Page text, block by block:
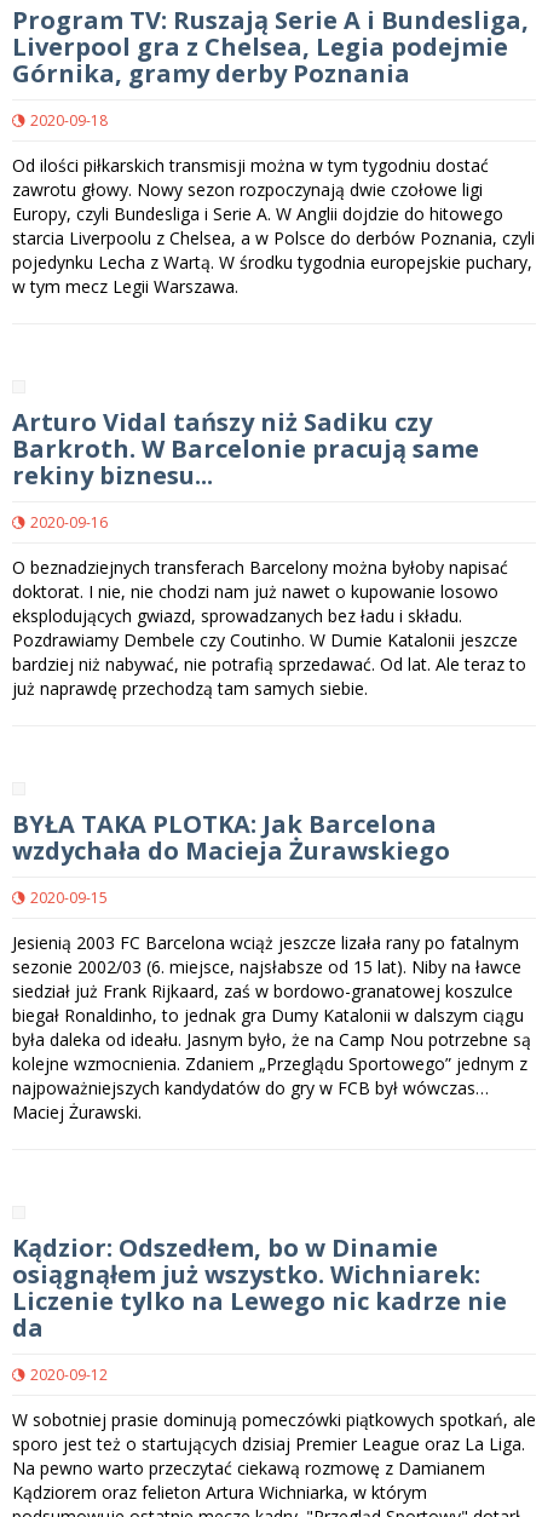
Program TV: Ruszają Serie A i Bundesliga,
Liverpool gra z Chelsea, Legia podejmie
Górnika, gramy derby Poznania
2020-09-18
Od ilości piłkarskich transmisji można w tym tygodniu dostać
zawrotu głowy. Nowy sezon rozpoczynają dwie czołowe ligi
Europy, czyli Bundesliga i Serie A. W Anglii dojdzie do hitowego
starcia Liverpoolu z Chelsea, a w Polsce do derbów Poznania, czyli
pojedynku Lecha z Wartą. W środku tygodnia europejskie puchary,
w tym mecz Legii Warszawa.
Arturo Vidal tańszy niż Sadiku czy
Barkroth. W Barcelonie pracują same
rekiny biznesu...
2020-09-16
O beznadziejnych transferach Barcelony można byłoby napisać
doktorat. I nie, nie chodzi nam już nawet o kupowanie losowo
eksplodujących gwiazd, sprowadzanych bez ładu i składu.
Pozdrawiamy Dembele czy Coutinho. W Dumie Katalonii jeszcze
bardziej niż nabywać, nie potrafią sprzedawać. Od lat. Ale teraz to
już naprawdę przechodzą tam samych siebie.
BYŁA TAKA PLOTKA: Jak Barcelona
wzdychała do Macieja Żurawskiego
2020-09-15
Jesienią 2003 FC Barcelona wciąż jeszcze lizała rany po fatalnym
sezonie 2002/03 (6. miejsce, najsłabsze od 15 lat). Niby na ławce
siedział już Frank Rijkaard, zaś w bordowo-granatowej koszulce
biegał Ronaldinho, to jednak gra Dumy Katalonii w dalszym ciągu
była daleka od ideału. Jasnym było, że na Camp Nou potrzebne są
kolejne wzmocnienia. Zdaniem „Przeglądu Sportowego” jednym z
najpoważniejszych kandydatów do gry w FCB był wówczas…
Maciej Żurawski.
Kądzior: Odszedłem, bo w Dinamie
osiągnąłem już wszystko. Wichniarek:
Liczenie tylko na Lewego nic kadrze nie
da
2020-09-12
W sobotniej prasie dominują pomeczówki piątkowych spotkań, ale
sporo jest też o startujących dzisiaj Premier League oraz La Liga.
Na pewno warto przeczytać ciekawą rozmowę z Damianem
Kądziorem oraz felieton Artura Wichniarka, w którym